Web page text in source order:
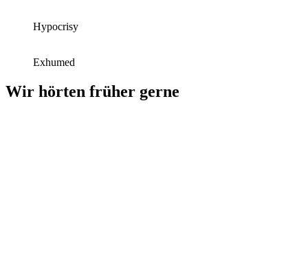
Hypocrisy
Exhumed
Wir hörten früher gerne